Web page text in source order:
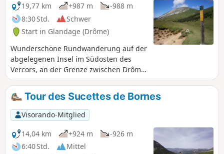
19,77 km
+987 m
-988 m
8:30 Std.
Schwer
Start in Glandage (Drôme)
Wunderschöne Rundwanderung auf der
abgelegenen Insel im Südosten des
Vercors, an der Grenze zwischen Drôme
und Isère. Die Tour verbindet die
geologische Besonderheit der Sucettes
de Borne, die Blütenpracht und die
Weite der Almen von Jiboui sowie eine
lange Strecke über grasbewachsene
Bergrücken mit außergewöhnlichen
Ausblicken.
Tour des Sucettes de Bornes
Visorando-Mitglied
14,04 km
+924 m
-926 m
6:40 Std.
Mittel